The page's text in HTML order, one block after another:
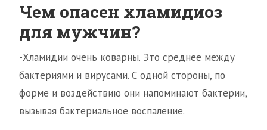
Чем опасен хламидиоз
для мужчин?
-Хламидии очень коварны. Это среднее между
бактериями и вирусами. С одной стороны, по
форме и воздействию они напоминают бактерии,
вызывая бактериальное воспаление.